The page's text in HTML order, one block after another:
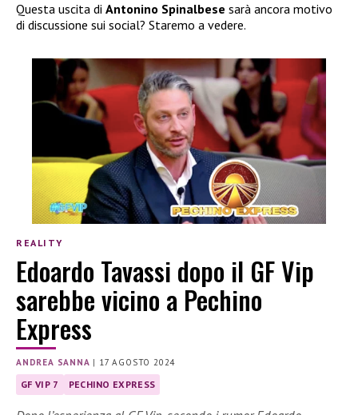
Questa uscita di Antonino Spinalbese sarà ancora motivo
di discussione sui social? Staremo a vedere.
REALITY
Edoardo Tavassi dopo il GF Vip
sarebbe vicino a Pechino
Express
ANDREA SANNA | 17 AGOSTO 2024
GF VIP 7 PECHINO EXPRESS